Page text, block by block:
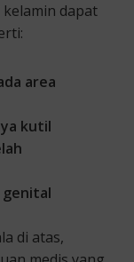
dapat
area
kutil
genital
di atas,